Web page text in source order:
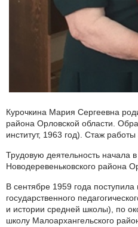
Курочкина Мария Сергеевна
района Орловской области.
институт, 1963 год). Стаж работы
Трудовую деятельность начала
Новодеревеньковского района
В сентябре 1959 года
государственного
и истории средней школы), по
школу Малоархангельского